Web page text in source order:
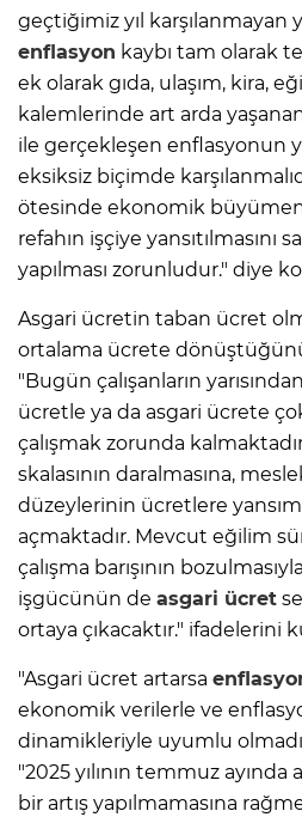
geçtiğimiz yıl karşılanmayan
enflasyon kaybı tam olarak
ek olarak gıda, ulaşım, kira,
kalemlerinde art arda
ile gerçekleşen enflasyonun
eksiksiz biçimde
ötesinde ekonomik
refahın işçiye yansıtılmasını
yapılması zorunludur." diye
Asgari ücretin taban ücret
ortalama ücrete
"Bugün çalışanların
ücretle ya da asgari ücrete
çalışmak zorunda
skalasının daralmasına,
düzeylerinin ücretlere
açmaktadır. Mevcut eğilim
çalışma barışının
işgücünün de asgari ücret
ortaya çıkacaktır." ifadelerini
"Asgari ücret artarsa
ekonomik verilerle ve
dinamikleriyle uyumlu
"2025 yılının temmuz
bir artış yapılmamasına